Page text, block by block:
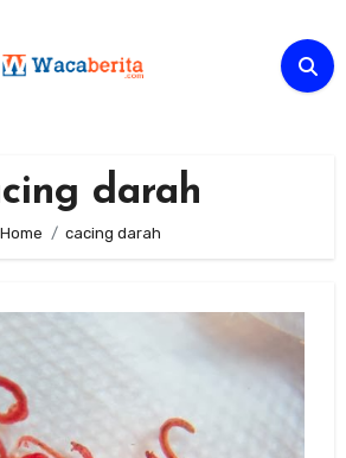
darah
Home cacing darah